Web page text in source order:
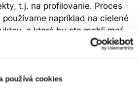
používá cookies
t.j. na profilovanie. Proces
napríklad na cielené
o ktoré by ste mohli mať